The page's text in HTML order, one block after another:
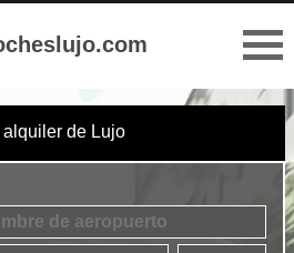
de Lujo